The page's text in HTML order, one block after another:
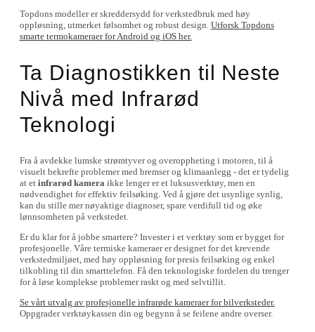
Topdons modeller er skreddersydd for verkstedbruk med høy
oppløsning, utmerket følsomhet og robust design. Utforsk Topdons
smarte termokameraer for Android og iOS her.
Ta Diagnostikken til Neste
Nivå med Infrarød
Teknologi
Fra å avdekke lumske strømtyver og overoppheting i motoren, til å
visuelt bekrefte problemer med bremser og klimaanlegg - det er tydelig
at et infrarød kameraikke lenger er et luksusverktøy, men en
nødvendighet for effektiv feilsøking. Ved å gjøre det usynlige synlig,
kan du stille mer nøyaktige diagnoser, spare verdifull tid og øke
lønnsomheten på verkstedet.
Er du klar for å jobbe smartere? Invester i et verktøy som er bygget for
profesjonelle. Våre termiske kameraer er designet for det krevende
verkstedmiljøet, med høy oppløsning for presis feilsøking og enkel
tilkobling til din smarttelefon. Få den teknologiske fordelen du trenger
for å løse komplekse problemer raskt og med selvtillit.
Se vårt utvalg av profesjonelle infrarøde kameraer for bilverksteder.
Oppgrader verktøykassen din og begynn å se feilene andre overser.